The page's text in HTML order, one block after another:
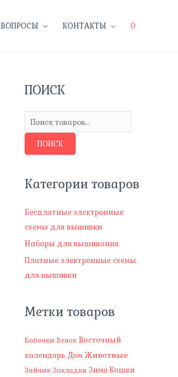
ВОПРОСЫ КОНТАКТЫ 0
ПОИСК
П
с
о
в
а
ПОИСК
Категории товаров
Бесплатные электронные
схемы для вышивки
Наборы для вышивания
Платные электронные схемы
для вышивки
Метки товаров
Бабочки Венок Восточный
календарь Дом Животные
Зайчик Закладки Зима Кошки